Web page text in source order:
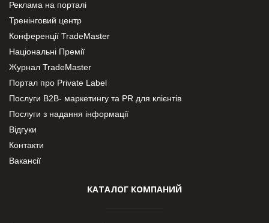
Реклама на порталі
Тренінговий центр
Конференції TradeMaster
Національні Премії
Журнал TradeMaster
Портал про Private Label
Послуги В2В- маркетингу та PR для клієнтів
Послуги з надання інформації
Відгуки
Контакти
Вакансії
КАТАЛОГ КОМПАНИЙ